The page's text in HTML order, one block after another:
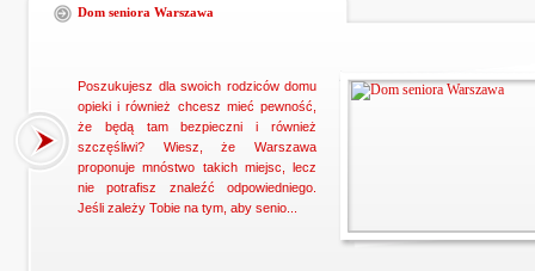
Dom seniora Warszawa
Poszukujesz dla swoich rodziców domu
opieki i również chcesz mieć pewność,
że będą tam bezpieczni i również
szczęśliwi? Wiesz, że Warszawa
proponuje mnóstwo takich miejsc, lecz
nie potrafisz znaleźć odpowiedniego.
Jeśli zależy Tobie na tym, aby senio...